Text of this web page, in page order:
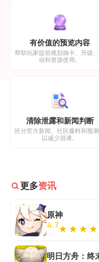
有价值的预览内容
帮助玩家提前规划抽卡、升级
动和资源使用。
清除泄露和新闻判断
区分官方新闻、社区爆料和预测
以减少混淆。
更多资讯
原神
4.7
明日方舟：终